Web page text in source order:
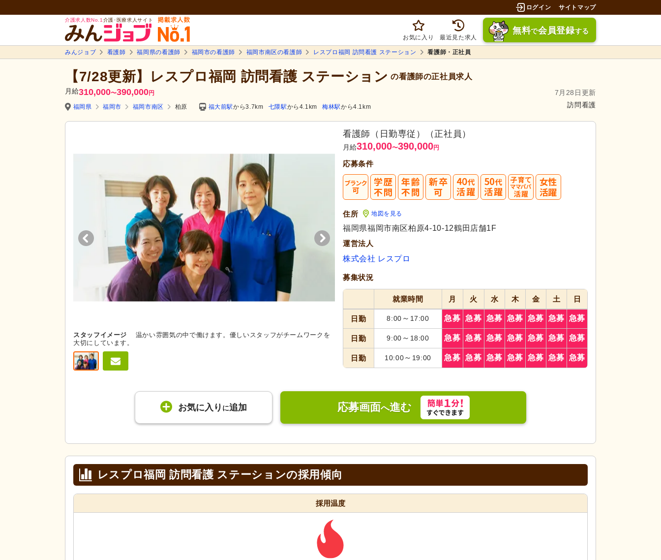
ログイン サイトマップ
介護求人数No.1 介護･医療求人サイト
お気に入り 最近見た求人
無料で会員登録する
みんジョブ 看護師 福岡県の看護師 福岡市の看護師 福岡市南区の看護師 レスプロ福岡 訪問看護 ステーション 看護師・正社員
【7/28更新】レスプロ福岡 訪問看護 ステーション の看護師の正社員求人
月給310,000〜390,000円
7月28日更新
訪問看護
福岡県 福岡市 福岡市南区 柏原 福大前駅から3.7km 七隈駅から4.1km 梅林駅から4.1km
スタッフイメージ
温かい雰囲気の中で働けます。優しいスタッフがチームワークを
大切にしています。
まずは応募してみましょう！
応募画面へ進む
看護師（日勤専従）（正社員）
月給310,000〜390,000円
応募条件
住所 地図を見る
福岡県福岡市南区柏原4-10-12鶴田店舗1F
運営法人
株式会社 レスプロ
募集状況
就業時間 月 火 水 木 金 土 日
日勤 8:00 ～ 17:00 急募 急募 急募 急募 急募 急募 急募
日勤 9:00 ～ 18:00 急募 急募 急募 急募 急募 急募 急募
日勤 10:00～ 19:00 急募 急募 急募 急募 急募 急募 急募
お気に入り に追加 応募画面へ進む
レスプロ福岡 訪問看護 ステーションの採用傾向
採用温度